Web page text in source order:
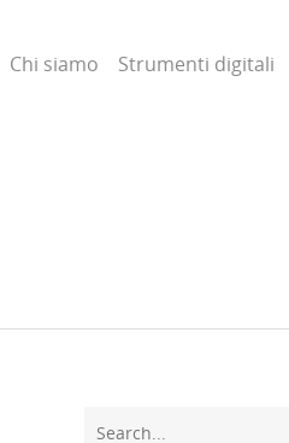
Chi siamo Strumenti digitali